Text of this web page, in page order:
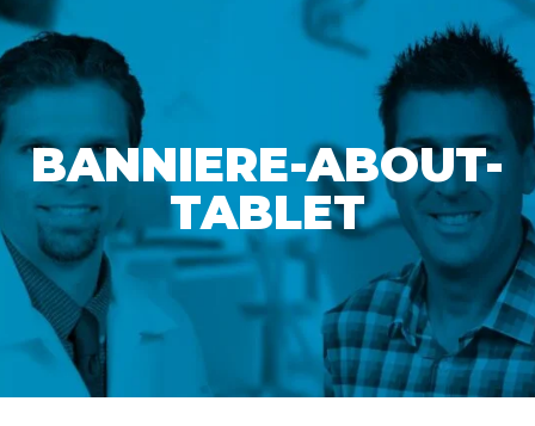
BANNIERE-ABOUT-
TABLET